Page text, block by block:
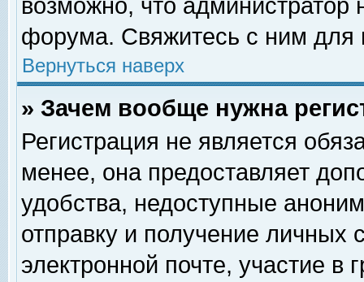
возможно, что
форума. Свяжитесь с ним для
Вернуться наверх
» Зачем вообще нужна
Регистрация не является
менее, она предоставляет
удобства, недоступные
отправку и получение личных
электронной почте, участие в